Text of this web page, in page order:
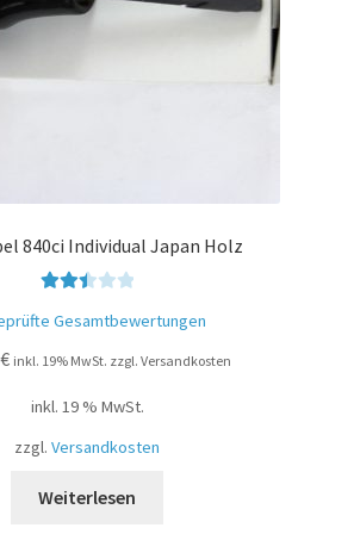
840ci Individual Japan Holz
tet mit
2.51
Gesamtbewertungen
€ inkl. 19% MwSt. zzgl. Versandkosten
inkl. 19 % MwSt.
zzgl. Versandkosten
Weiterlesen